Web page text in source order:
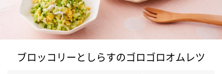
ブロッコリーとしらすのゴロゴロオムレツ